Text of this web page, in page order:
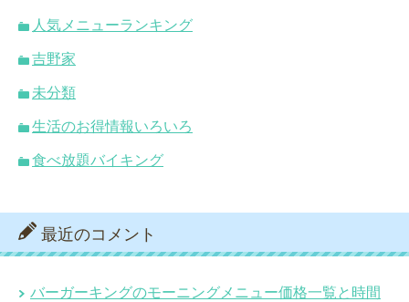
人気メニューランキング
吉野家
未分類
生活のお得情報いろいろ
食べ放題バイキング
最近のコメント
バーガーキングのモーニングメニュー価格一覧と時間